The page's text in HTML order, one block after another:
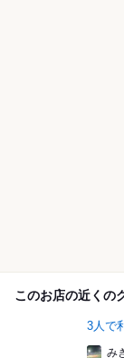
このお店の近くの
3人で
み